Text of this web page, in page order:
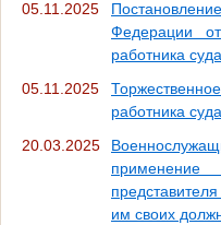
05.11.2025
Федерации
работника
05.11.2025
работника суда
20.03.2025
им своих